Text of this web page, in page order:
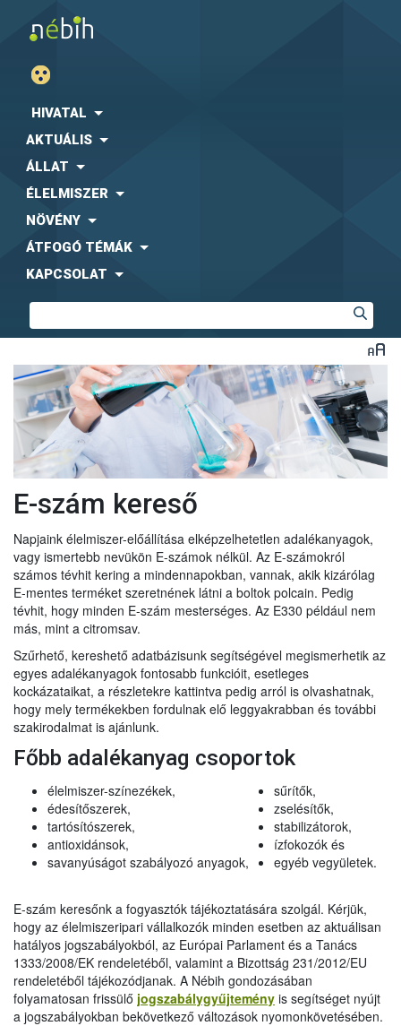
HIVATAL
AKTUÁLIS
ÁLLAT
ÉLELMISZER
NÖVÉNY
ÁTFOGÓ TÉMÁK
KAPCSOLAT
E-szám kereső
Napjaink élelmiszer-előállítása elképzelhetetlen adalékanyagok,
vagy ismertebb nevükön E-számok nélkül. Az E-számokról
számos tévhit kering a mindennapokban, vannak, akik kizárólag
E-mentes terméket szeretnének látni a boltok polcain. Pedig
tévhit, hogy minden E-szám mesterséges. Az E330 például nem
más, mint a citromsav.
Szűrhető, kereshető adatbázisunk segítségével megismerhetik az
egyes adalékanyagok fontosabb funkcióit, esetleges
kockázataikat, a részletekre kattintva pedig arról is olvashatnak,
hogy mely termékekben fordulnak elő leggyakrabban és további
szakirodalmat is ajánlunk.
Főbb adalékanyag csoportok
élelmiszer-színezékek,
édesítőszerek,
tartósítószerek,
antioxidánsok,
savanyúságot szabályozó anyagok,
sűrítők,
zselésítők,
stabilizátorok,
ízfokozók és
egyéb vegyületek.
E-szám keresőnk a fogyasztók tájékoztatására szolgál. Kérjük,
hogy az élelmiszeripari vállalkozók minden esetben az aktuálisan
hatályos jogszabályokból, az Európai Parlament és a Tanács
1333/2008/EK rendeletéből, valamint a Bizottság 231/2012/EU
rendeletéből tájékozódjanak. A Nébih gondozásában
folyamatosan frissülő jogszabálygyűjtemény is segítséget nyújt
a jogszabályokban bekövetkező változások nyomonkövetésében.